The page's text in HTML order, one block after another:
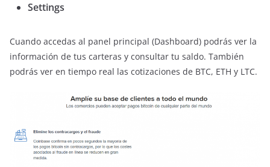
Settings
Cuando accedas al panel principal (Dashboard) podrás ver la
información de tus carteras y consultar tu saldo. También
podrás ver en tiempo real las cotizaciones de BTC, ETH y LTC.